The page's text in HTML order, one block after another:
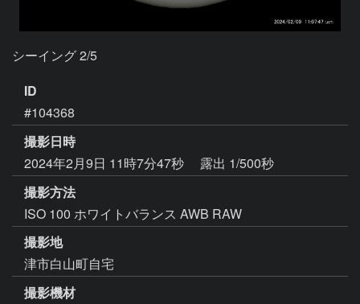
シーイング 2/5
ID
#104368
撮影日時
2024年2月9日 11時7分47秒
露出 1/500秒
撮影方法
ISO 100 ホワイトバランス AWB RAW
撮影地
津市白山町自宅
撮影機材